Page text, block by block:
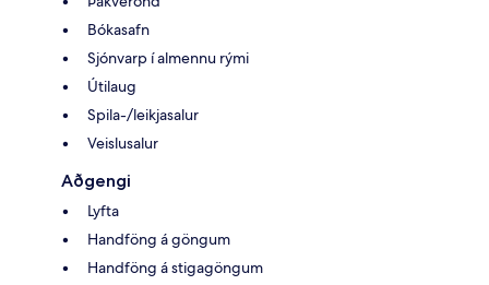
Bókasafn
Sjónvarp í almennu rými
Útilaug
Spila-/leikjasalur
Veislusalur
Aðgengi
Lyfta
Handföng á göngum
Handföng á stigagöngum